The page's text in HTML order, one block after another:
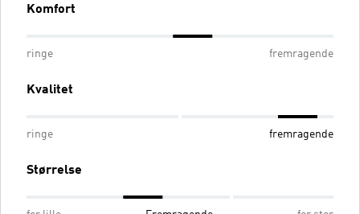
Komfort
ringe fremragende
Kvalitet
ringe fremragende
Størrelse